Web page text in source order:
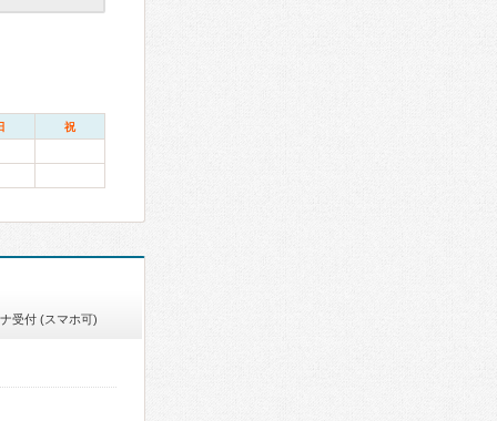
祝
受付 (スマホ可)